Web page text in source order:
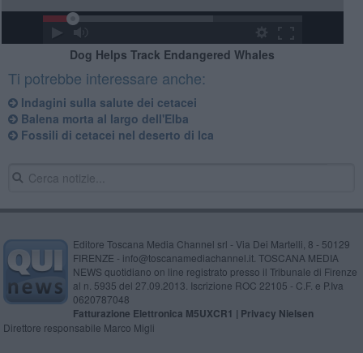
Dog Helps Track Endangered Whales
Ti potrebbe interessare anche:
Indagini sulla salute dei cetacei
Balena morta al largo dell'Elba
Fossili di cetacei nel deserto di Ica
Editore Toscana Media Channel srl - Via Dei Martelli, 8 - 50129
FIRENZE - info@toscanamediachannel.it. TOSCANA MEDIA
NEWS quotidiano on line registrato presso il Tribunale di Firenze
al n. 5935 del 27.09.2013. Iscrizione ROC 22105 - C.F. e P.Iva
0620787048
Fatturazione Elettronica M5UXCR1 | Privacy Nielsen
Direttore responsabile Marco Migli